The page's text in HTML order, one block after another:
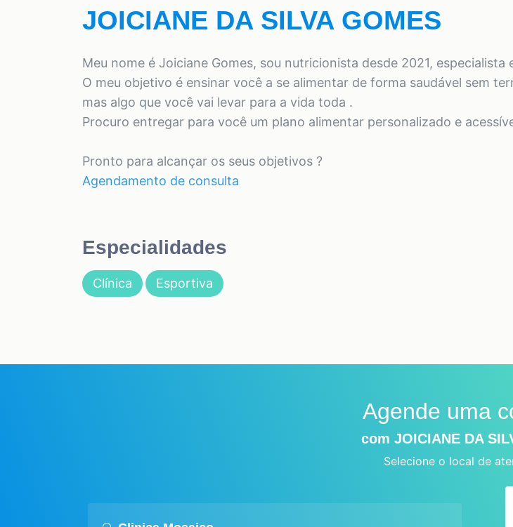
JOICIANE DA SILVA GOMES
Meu nome é Joiciane Gomes, sou nutricionista desde 2021,
O meu objetivo é ensinar você a se alimentar de forma saudável sem
mas algo que você vai levar para a vida toda .
Procuro entregar para você um plano alimentar personalizado e
Pronto para alcançar os seus objetivos ?
Agendamento de consulta
Especialidades
Clínica Esportiva
Agende uma
com JOICIANE DA
Selecione o local de